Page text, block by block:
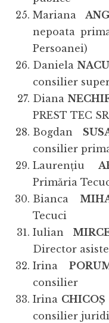
Mariana
nepoata
Persoanei)
DanielaNACU
consilier
Diana
PREST TEC
Bogdan
consilier
Laurențiu
Primăria
Bianca
Tecuci
Iulian
Director
Irina
consilier
Irina CHICOȘ
consilier